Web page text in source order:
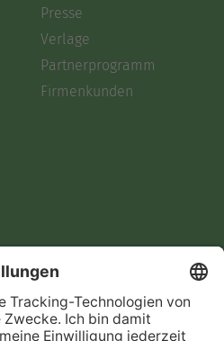
Presse
Verlage
Partnerprogramm
Firmenkunden